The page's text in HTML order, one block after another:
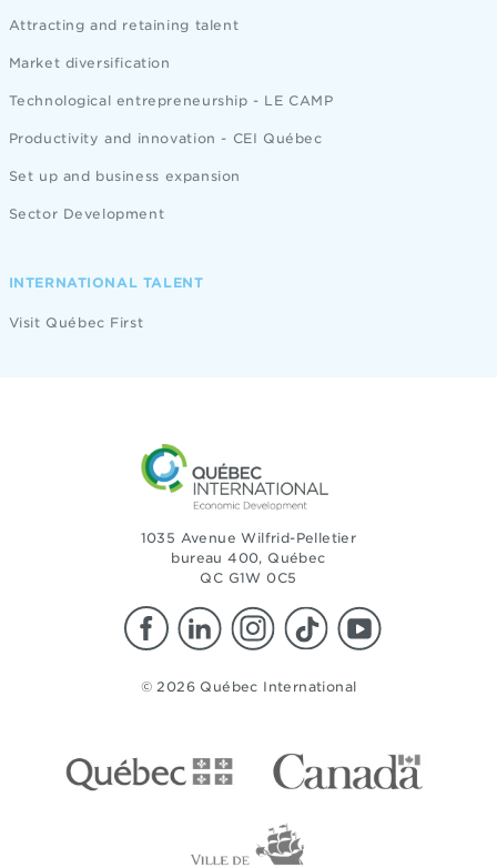
Attracting and retaining talent
Market diversification
Technological entrepreneurship - LE CAMP
Productivity and innovation - CEI Québec
Set up and business expansion
Sector Development
INTERNATIONAL TALENT
Visit Québec First
1035 Avenue Wilfrid-Pelletier
bureau 400, Québec
QC G1W 0C5
© 2026 Québec International